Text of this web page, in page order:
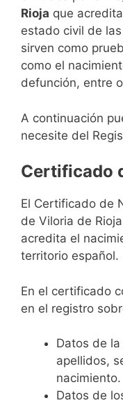
Rioja que
estado civil de
sirven como
como el
defunción, entre
A continuación
necesite del
Certificado
El Certificado de
de Viloria de
acredita el
territorio español.
En el certificado
en el registro
Datos de
apellidos,
nacimiento.
Datos de